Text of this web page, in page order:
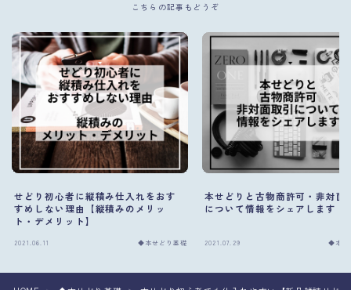
こちらの記事もどうぞ
せどり初心者に縦積み仕入れをおす
すめしない理由【縦積みのメリッ
ト・デメリット】
2021.06.11 ◆本せどり基礎
本せどりと古物商許可・非対面
について情報をシェアします
2021.07.29 ◆本せ